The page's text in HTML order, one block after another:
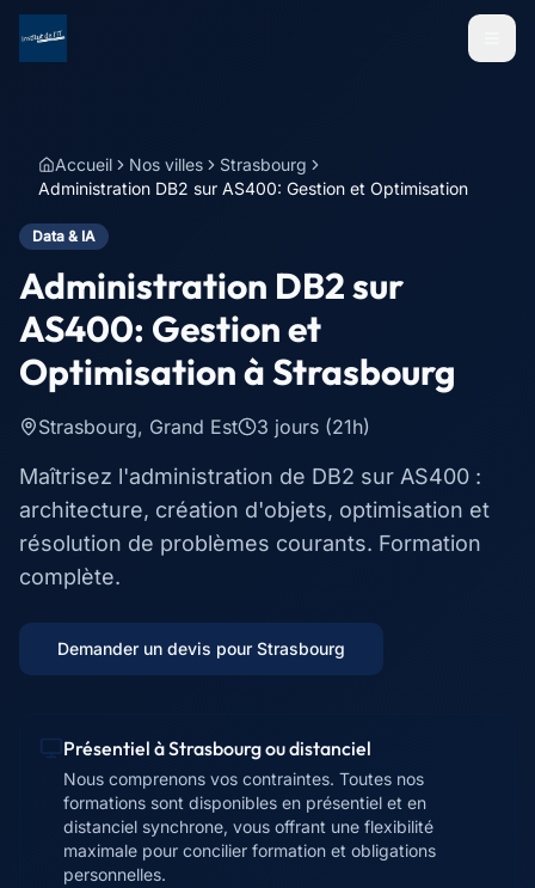
Menu
Accueil Nos villes
Strasbourg
Administration DB2 sur AS400: Gestion et Optimisation
Data & IA
Administration DB2 sur
AS400: Gestion et
OptimisationàStrasbourg
Strasbourg, Grand Est 3 jours (21h)
Maîtrisez l'administration de DB2 sur AS400 :
architecture, création d'objets, optimisation et
résolution de problèmes courants. Formation
complète.
Demander un devis pour Strasbourg
Présentiel àStrasbourgou distanciel
Nous comprenons vos contraintes. Toutes nos
formations sont disponibles en présentiel et en
distanciel synchrone, vous offrant une flexibilité
maximale pour concilier formation et obligations
personnelles.